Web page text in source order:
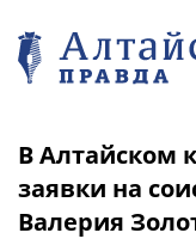
В Алтайском
заявки на
Валерия